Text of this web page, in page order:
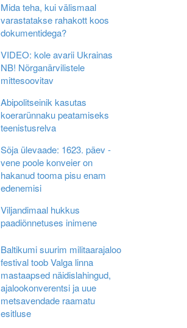
Mida teha, kui välismaal
varastatakse rahakott koos
dokumentidega?
VIDEO: kole avarii Ukrainas
NB! Nõrganärvilistele
mittesoovitav
Abipolitseinik kasutas
koerarünnaku peatamiseks
teenistusrelva
Sõja ülevaade: 1623. päev -
vene poole konveier on
hakanud tooma pisu enam
edenemisi
Viljandimaal hukkus
paadiõnnetuses inimene
Baltikumi suurim militaarajaloo
festival toob Valga linna
mastaapsed näidislahingud,
ajalookonverentsi ja uue
metsavendade raamatu
esitluse